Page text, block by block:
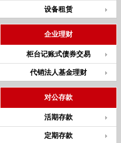
设备租赁
企业理财
柜台记账式债券交易
代销法人基金理财
对公存款
活期存款
定期存款